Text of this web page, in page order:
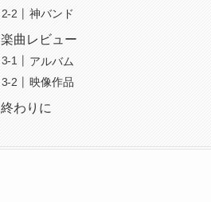
神バンド
楽曲レビュー
アルバム
映像作品
終わりに